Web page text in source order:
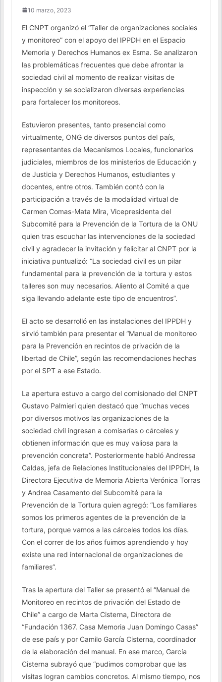
10 marzo, 2023
El CNPT organizó el “Taller de organizaciones sociales
y monitoreo” con el apoyo del IPPDH en el Espacio
Memoria y Derechos Humanos ex Esma. Se analizaron
las problemáticas frecuentes que debe afrontar la
sociedad civil al momento de realizar visitas de
inspección y se socializaron diversas experiencias
para fortalecer los monitoreos.
Estuvieron presentes, tanto presencial como
virtualmente, ONG de diversos puntos del país,
representantes de Mecanismos Locales, funcionarios
judiciales, miembros de los ministerios de Educación y
de Justicia y Derechos Humanos, estudiantes y
docentes, entre otros. También contó con la
participación a través de la modalidad virtual de
Carmen Comas-Mata Mira, Vicepresidenta del
Subcomité para la Prevención de la Tortura de la ONU
quien tras escuchar las intervenciones de la sociedad
civil y agradecer la invitación y felicitar al CNPT por la
iniciativa puntualizó: “La sociedad civil es un pilar
fundamental para la prevención de la tortura y estos
talleres son muy necesarios. Aliento al Comité a que
siga llevando adelante este tipo de encuentros”.
El acto se desarrolló en las instalaciones del IPPDH y
sirvió también para presentar el “Manual de monitoreo
para la Prevención en recintos de privación de la
libertad de Chile”, según las recomendaciones hechas
por el SPT a ese Estado.
La apertura estuvo a cargo del comisionado del CNPT
Gustavo Palmieri quien destacó que “muchas veces
por diversos motivos las organizaciones de la
sociedad civil ingresan a comisarías o cárceles y
obtienen información que es muy valiosa para la
prevención concreta”. Posteriormente habló Andressa
Caldas, jefa de Relaciones Institucionales del IPPDH, la
Directora Ejecutiva de Memoria Abierta Verónica Torras
y Andrea Casamento del Subcomité para la
Prevención de la Tortura quien agregó: “Los familiares
somos los primeros agentes de la prevención de la
tortura, porque vamos a las cárceles todos los días.
Con el correr de los años fuimos aprendiendo y hoy
existe una red internacional de organizaciones de
familiares”.
Tras la apertura del Taller se presentó el “Manual de
Monitoreo en recintos de privación del Estado de
Chile” a cargo de Marta Cisterna, Directora de
“Fundación 1367. Casa Memoria Juan Domingo Casas”
de ese país y por Camilo García Cisterna, coordinador
de la elaboración del manual. En ese marco, García
Cisterna subrayó que “pudimos comprobar que las
visitas logran cambios concretos. Al mismo tiempo, nos